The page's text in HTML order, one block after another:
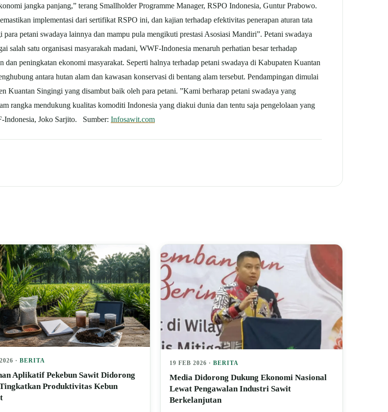
jangka panjang,” terang Smallholder Programme Manager, RSPO Indonesia, Guntur Prabowo.
implementasi dari sertifikat RSPO ini, dan kajian terhadap efektivitas penerapan aturan tata
petani swadaya lainnya dan mampu pula mengikuti prestasi Asosiasi Mandiri”. Petani swadaya
salah satu organisasi masyarakah madani, WWF-Indonesia menaruh perhatian besar terhadap
peningkatan ekonomi masyarakat. Seperti halnya terhadap petani swadaya di Kabupaten Kuantan
antara hutan alam dan kawasan konservasi di bentang alam tersebut. Pendampingan dimulai
Kuantan Singingi yang disambut baik oleh para petani. ”Kami berharap petani swadaya yang
rangka mendukung kualitas komoditi Indonesia yang diakui dunia dan tentu saja pengelolaan yang
Indonesia, Joko Sarjito. Sumber: Infosawit.com
·BERITA
Aplikatif Pekebun Sawit Didorong
Produktivitas Kebun
19 FEB 2026 · BERITA
Media Didorong Dukung Ekonomi Nasional
Lewat Pengawalan Industri Sawit
Berkelanjutan